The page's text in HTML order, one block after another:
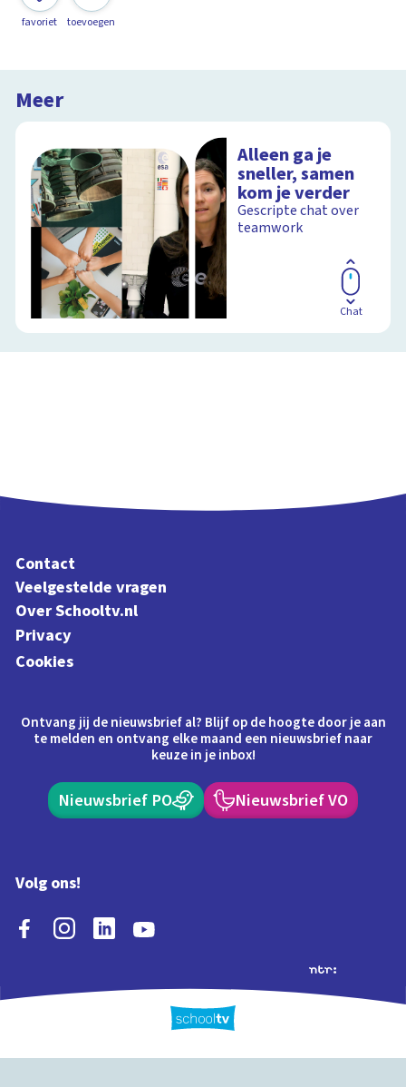
favoriet toevoegen
Meer
Alleen ga je
sneller, samen
kom je verder
Gescripte chat over
teamwork
Chat
Contact
Veelgestelde vragen
Over Schooltv.nl
Privacy
Cookies
Ontvang jij de nieuwsbrief al? Blijf op de hoogte door je aan
te melden en ontvang elke maand een nieuwsbrief naar
keuze in je inbox!
Nieuwsbrief PO Nieuwsbrief VO
Volg ons!